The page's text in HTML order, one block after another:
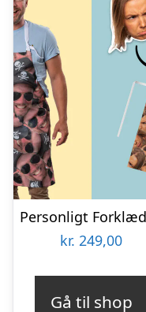
kr. 249,00
Gå til shop